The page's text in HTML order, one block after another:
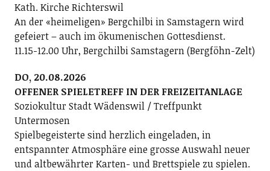
Kath. Kirche Richterswil
An der «heimeligen» Bergchilbi in Samstagern wird
gefeiert – auch im ökumenischen Gottesdienst.
11.15-12.00 Uhr, Bergchilbi Samstagern (Bergföhn-Zelt)
DO, 20.08.2026
OFFENER SPIELETREFF IN DER FREIZEITANLAGE
Soziokultur Stadt Wädenswil / Treffpunkt
Untermosen
Spielbegeisterte sind herzlich eingeladen, in
entspannter Atmosphäre eine grosse Auswahl neuer
und altbewährter Karten- und Brettspiele zu spielen.